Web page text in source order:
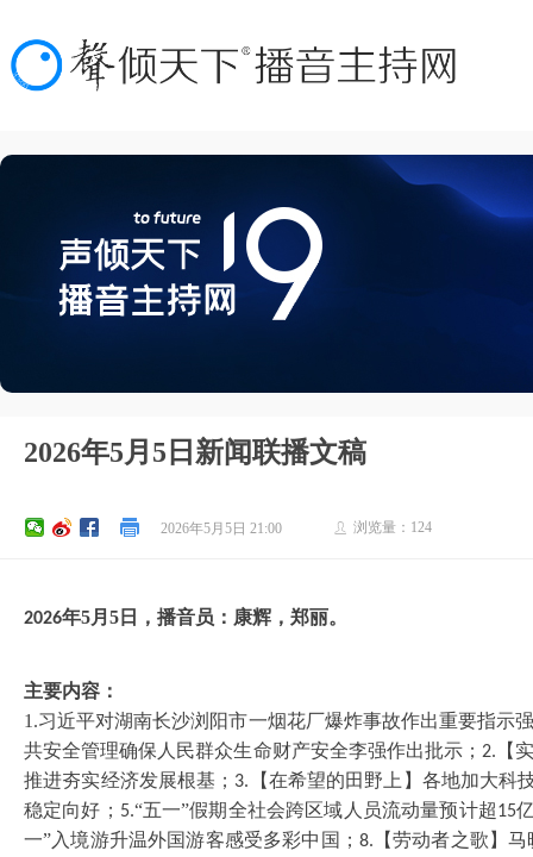
2026年5月5日新闻联播文稿
2026年5月5日 21:00 ꄑ 浏览量： 124
2026年5月 5 日，播音员： 康辉 ， 郑丽。
主要内容：
1.习近平对湖南长沙浏阳市一烟花厂爆炸事故作出重要指示
共安全管理确保人民群众生命财产安全李强作出批示； 2. 【
推进夯实经济发展根基； 3.
【在希望的田野上】各地加大科
稳定向好； 5.“五一”假期全社会跨区域人员流动量预计超15
一”入境游升温外国游客感受多彩中国； 8. 【劳动者之歌】